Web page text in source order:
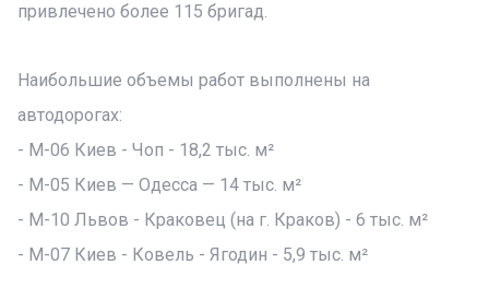
привлечено более 115 бригад.
Наибольшие объемы работ выполнены на
автодорогах:
- М-06 Киев - Чоп - 18,2 тыс. м²
- М-05 Киев — Одесса — 14 тыс. м²
- М-10 Львов - Краковец (на г. Краков) - 6 тыс. м²
- М-07 Киев - Ковель - Ягодин - 5,9 тыс. м²